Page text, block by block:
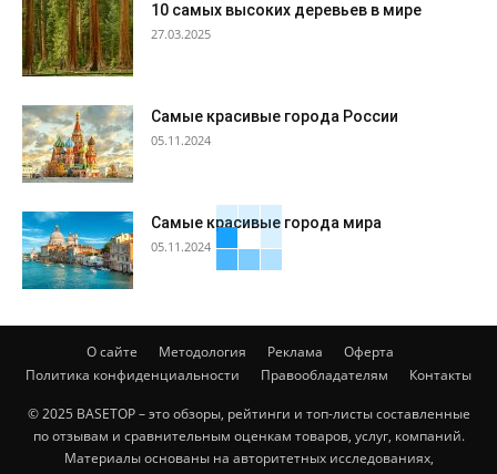
10 самых высоких деревьев в мире
27.03.2025
Самые красивые города России
05.11.2024
Самые красивые города мира
05.11.2024
О сайте Методология Реклама
Оферта
Политика конфиденциальности
Правообладателям Контакты
© 2025 BASETOP – это обзоры, рейтинги и топ-листы составленные
по отзывам и сравнительным оценкам товаров, услуг, компаний.
Материалы основаны на авторитетных исследованиях,